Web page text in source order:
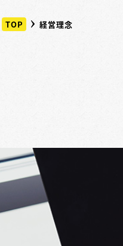
TOP 経営理念